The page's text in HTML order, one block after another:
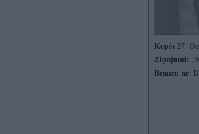
Kopš: 27.
Ziņojumi:
Braucu ar: